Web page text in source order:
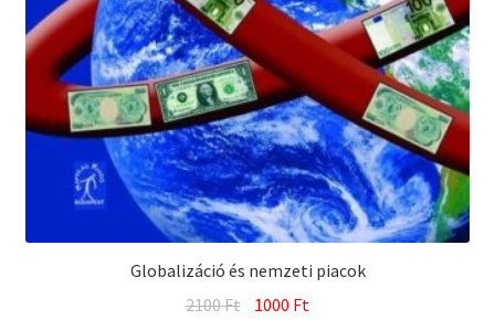
Globalizáció és nemzeti piacok
2100Ft Original
1000 Ft